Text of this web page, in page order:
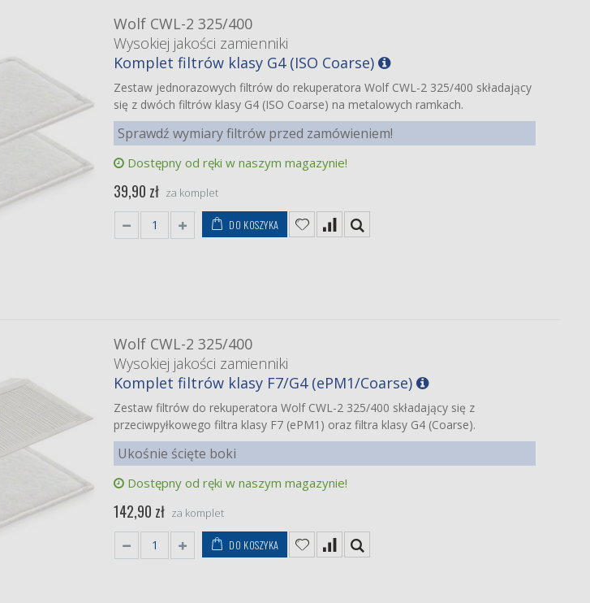
Wolf CWL-2 325/400
Wysokiej jakości zamienniki
Komplet filtrów klasy G4 (ISO Coarse)
Zestaw jednorazowych filtrów do rekuperatora Wolf CWL-2 325/400 składający
się z dwóch filtrów klasy G4 (ISO Coarse) na metalowych ramkach.
Sprawdź wymiary filtrów przed zamówieniem!
Dostępny od ręki w naszym magazynie!
39,90 zł za komplet
DO KOSZYKA
Wolf CWL-2 325/400
Wysokiej jakości zamienniki
Komplet filtrów klasy F7/G4 (ePM1/Coarse)
Zestaw filtrów do rekuperatora Wolf CWL-2 325/400 składający się z
przeciwpyłkowego filtra klasy F7 (ePM1) oraz filtra klasy G4 (Coarse).
Ukośnie ścięte boki
Dostępny od ręki w naszym magazynie!
142,90 zł za komplet
DO KOSZYKA